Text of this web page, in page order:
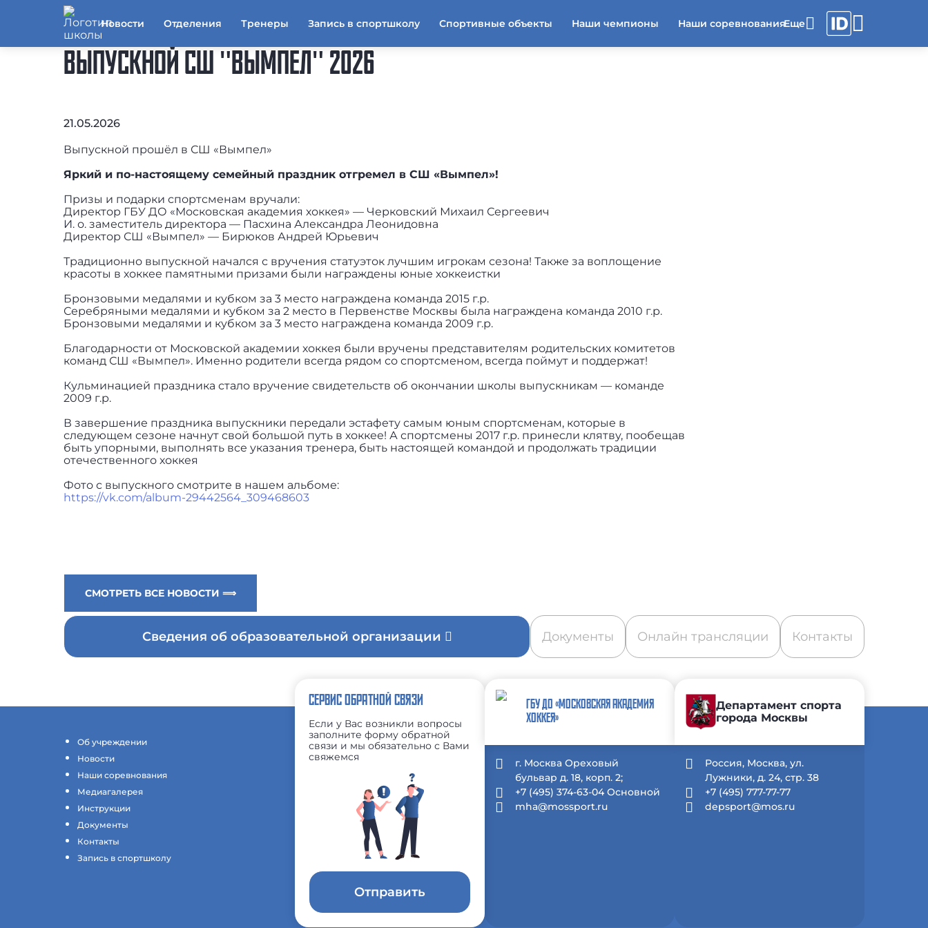
Новости Отделения Тренеры Запись в спортшколу Спортивные объекты Наши чемпионы Наши соревнования
ВЫПУСКНОЙ СШ "ВЫМПЕЛ" 2026
21.05.2026
Выпускной прошёл в СШ «Вымпел»
Яркий и по-настоящему семейный праздник отгремел в СШ «Вымпел»!
Призы и подарки спортсменам вручали:
Директор ГБУ ДО «Московская академия хоккея» — Черковский Михаил Сергеевич
И. о. заместитель директора — Пасхина Александра Леонидовна
Директор СШ «Вымпел» — Бирюков Андрей Юрьевич
Традиционно выпускной начался с вручения статуэток лучшим игрокам сезона! Также за воплощение
красоты в хоккее памятными призами были награждены юные хоккеистки
Бронзовыми медалями и кубком за 3 место награждена команда 2015 г.р.
Серебряными медалями и кубком за 2 место в Первенстве Москвы была награждена команда 2010 г.р.
Бронзовыми медалями и кубком за 3 место награждена команда 2009 г.р.
Благодарности от Московской академии хоккея были вручены представителям родительских комитетов
команд СШ «Вымпел». Именно родители всегда рядом со спортсменом, всегда поймут и поддержат!
Кульминацией праздника стало вручение свидетельств об окончании школы выпускникам — команде
2009 г.р.
В завершение праздника выпускники передали эстафету самым юным спортсменам, которые в
следующем сезоне начнут свой большой путь в хоккее! А спортсмены 2017 г.р. принесли клятву, пообещав
быть упорными, выполнять все указания тренера, быть настоящей командой и продолжать традиции
отечественного хоккея
Фото с выпускного смотрите в нашем альбоме:
https://vk.com/album-29442564_309468603
СМОТРЕТЬ ВСЕ НОВОСТИ ⟹
Сведения об образовательной организации Документы Онлайн трансляции Контакты
Об учреждении
Новости
Наши соревнования
Медиагалерея
Инструкции
Документы
Контакты
Запись в спортшколу
СЕРВИС ОБРАТНОЙ СВЯЗИ
Если у Вас возникли вопросы
заполните форму обратной
связи и мы обязательно с Вами
свяжемся
Отправить
ГБУ ДО «МОСКОВСКАЯ АКАДЕМИЯ
ХОККЕЯ»
г. Москва Ореховый
бульвар д. 18, корп. 2;
+7 (495) 374-63-04 Основной
mha@mossport.ru
Департамент спорта
города Москвы
Россия, Москва, ул.
Лужники, д. 24, стр. 38
+7 (495) 777-77-77
depsport@mos.ru